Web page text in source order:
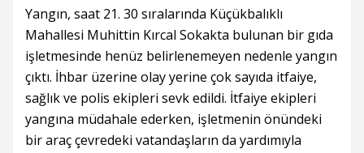
Yangın, saat 21. 30 sıralarında Küçükbalıklı
Mahallesi Muhittin Kırcal Sokakta bulunan bir gıda
işletmesinde henüz belirlenemeyen nedenle yangın
çıktı. İhbar üzerine olay yerine çok sayıda itfaiye,
sağlık ve polis ekipleri sevk edildi. İtfaiye ekipleri
yangına müdahale ederken, işletmenin önündeki
bir araç çevredeki vatandaşların da yardımıyla